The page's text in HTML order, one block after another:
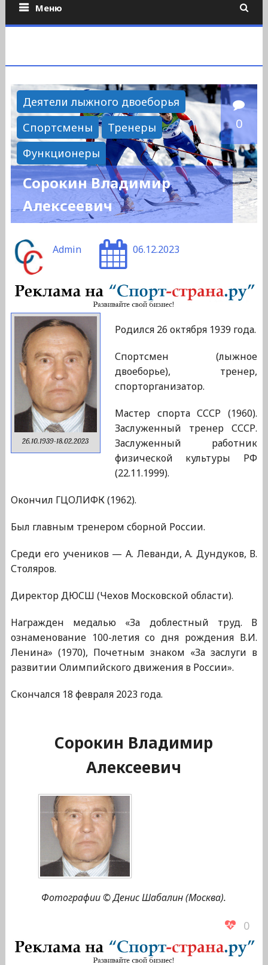
Меню
Деятели лыжного двоеборья
Спортсмены
Тренеры
Функционеры
0
Сорокин Владимир
Алексеевич
Admin 06.12.2023
26.10.1939-18.02.2023
Родился 26 октября 1939 года.
Спортсмен (лыжное
двоеборье), тренер,
спорторганизатор.
Мастер спорта СССР (1960).
Заслуженный тренер СССР.
Заслуженный работник
физической культуры РФ
(22.11.1999).
Окончил ГЦОЛИФК (1962).
Был главным тренером сборной России.
Среди его учеников — А. Леванди, А. Дундуков, В.
Столяров.
Директор ДЮСШ (Чехов Московской области).
Награжден медалью «За доблестный труд. В
ознаменование 100-летия со дня рождения В.И.
Ленина» (1970), Почетным знаком «За заслуги в
развитии Олимпийского движения в России».
Скончался 18 февраля 2023 года.
Сорокин Владимир
Алексеевич
Фотографии © Денис Шабалин (Москва).
0